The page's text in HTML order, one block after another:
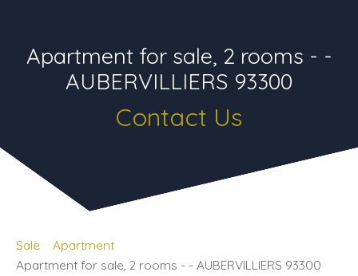
Apartment for sale, 2 rooms - -
AUBERVILLIERS 93300
Contact Us
Sale
Apartment
Apartment for sale, 2 rooms - - AUBERVILLIERS 93300